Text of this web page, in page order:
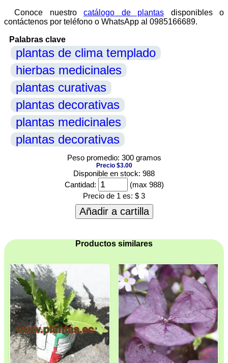
Conoce nuestro catálogo de plantas disponibles o
contáctenos por teléfono o WhatsApp al 0985166689.
Palabras clave
plantas de clima templado
hierbas medicinales
plantas curativas
plantas decorativas
plantas medicinales
plantas decorativas
Peso promedio: 300 gramos
Precio $3.00
Disponible en stock: 988
Cantidad:
(max 988)
Precio de 1 es: $ 3
Añadir a cartilla
Productos similares